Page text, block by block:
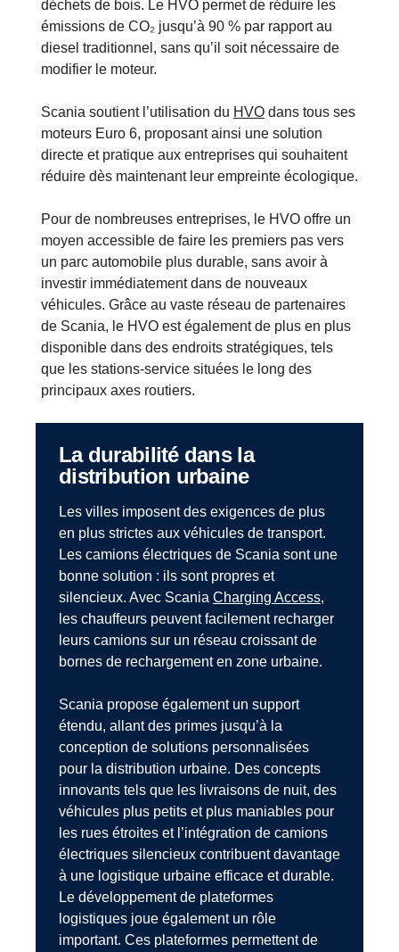
déchets de bois. Le HVO permet de réduire les
émissions de CO₂ jusqu’à 90 % par rapport au
diesel traditionnel, sans qu’il soit nécessaire de
modifier le moteur.
Scania soutient l’utilisation du HVO dans tous ses
moteurs Euro 6, proposant ainsi une solution
directe et pratique aux entreprises qui souhaitent
réduire dès maintenant leur empreinte écologique.
Pour de nombreuses entreprises, le HVO offre un
moyen accessible de faire les premiers pas vers
un parc automobile plus durable, sans avoir à
investir immédiatement dans de nouveaux
véhicules. Grâce au vaste réseau de partenaires
de Scania, le HVO est également de plus en plus
disponible dans des endroits stratégiques, tels
que les stations-service situées le long des
principaux axes routiers.
La durabilité dans la
distribution urbaine
Les villes imposent des exigences de plus
en plus strictes aux véhicules de transport.
Les camions électriques de Scania sont une
bonne solution : ils sont propres et
silencieux. Avec Scania Charging Access,
les chauffeurs peuvent facilement recharger
leurs camions sur un réseau croissant de
bornes de rechargement en zone urbaine.
Scania propose également un support
étendu, allant des primes jusqu’à la
conception de solutions personnalisées
pour la distribution urbaine. Des concepts
innovants tels que les livraisons de nuit, des
véhicules plus petits et plus maniables pour
les rues étroites et l’intégration de camions
électriques silencieux contribuent davantage
à une logistique urbaine efficace et durable.
Le développement de plateformes
logistiques joue également un rôle
important. Ces plateformes permettent de